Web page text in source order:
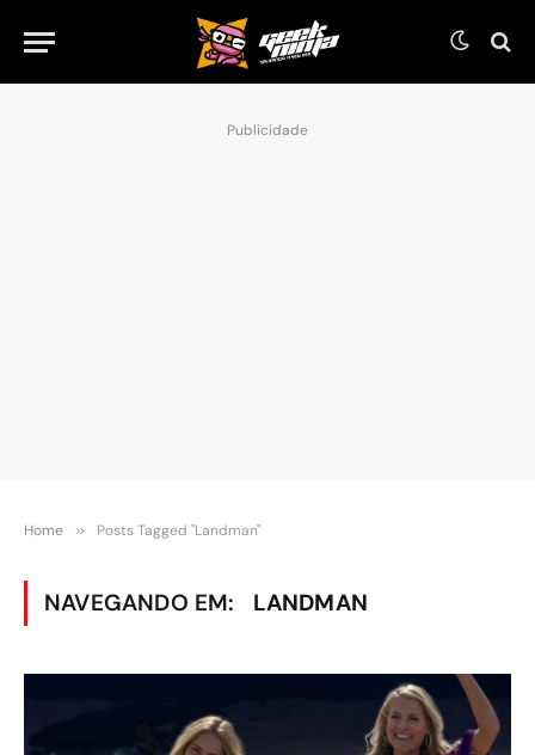
Publicidade
Home » Posts Tagged "Landman"
NAVEGANDO EM: LANDMAN